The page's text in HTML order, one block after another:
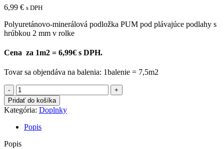
6,99 € s DPH
Polyuretánovo-minerálová podložka PUM pod plávajúce podlahy s
hrúbkou 2 mm v rolke
Cena za 1m2 = 6,99€ s DPH.
Tovar sa objendáva na balenia: 1balenie = 7,5m2
množstvo
Podložka
PUR
2.0
akustická
mm
Pridať do košíka
Kategória: Doplnky
Popis
Popis